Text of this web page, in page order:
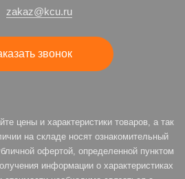
zakaz@kcu.ru
звонок
цены и характеристики товаров, а так
на складе носят ознакомительный
офертой, определенной пунктом
информации о характеристиках